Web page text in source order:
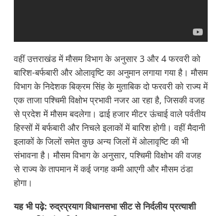
वहीं उत्तराखंड में मौसम विभाग के अनुसार 3 और 4 फरवरी को
बारिश-बर्फबारी और ओलावृष्टि का अनुमान लगाया गया है। मौसम
विभाग के निदेशक बिक्रम सिंह के मुताबिक दो फरवरी को राज्य में
एक ताजा पश्चिमी विक्षोभ प्रभावी नजर आ रहा है, जिसकी वजह
से प्रदेश में मौसम बदलेगा। ढाई हजार मीटर ऊंचाई वाले पर्वतीय
हिस्सों में बर्फबारी और निचले इलाकों में बारिश होगी। वहीं मैदानी
इलाकों के जिलों समेत कुछ अन्य जिलों में ओलावृष्टि की भी
संभावना है। मौसम विभाग के अनुसार, पश्चिमी विक्षोभ की वजह
से राज्य के तापमान में कई जगह कमी आएगी और मौसम ठंडा
होगा।
यह भी पढ़े: रुद्रप्रयाग विधानसभा सीट से निर्दलीय प्रत्याशी